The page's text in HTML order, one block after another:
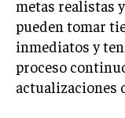
metas realistas
pueden tomar
inmediatos y
proceso
actualizaciones